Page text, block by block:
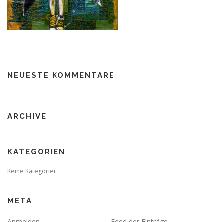
NEUESTE KOMMENTARE
ARCHIVE
KATEGORIEN
Keine Kategorien
META